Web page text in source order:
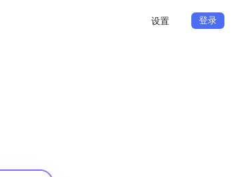
设置 登录